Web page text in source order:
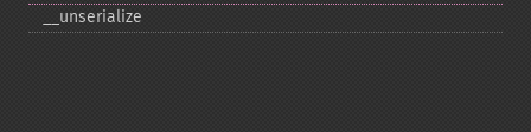
_​_​unserialize